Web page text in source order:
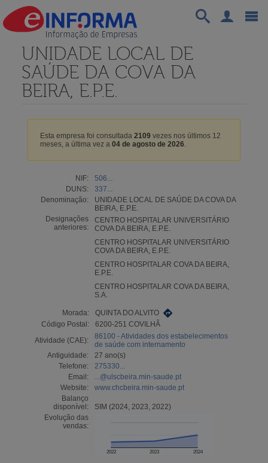
UNIDADE LOCAL DE
SAÚDE DA COVA DA
BEIRA, E.P.E.
Esta empresa foi consultada 2109 vezes nos últimos 12
meses, a última vez a 04 de agosto de 2026.
NIF:
506...
DUNS:
337...
Denominação:
UNIDADE LOCAL DE SAÚDE DA COVA DA
BEIRA, E.P.E.
Designações
anteriores:
CENTRO HOSPITALAR UNIVERSITÁRIO
COVA DA BEIRA, E.P.E.
CENTRO HOSPITALAR UNIVERSITÁRIO
COVA DA BEIRA, E.P.E.
CENTRO HOSPITALAR COVA DA BEIRA,
E.P.E.
CENTRO HOSPITALAR COVA DA BEIRA,
S.A.
Morada:
QUINTA DO ALVITO
Código Postal:
6200-251 COVILHÃ
Atividade (CAE):
86100 - Atividades dos estabelecimentos
de saúde com internamento
Antiguidade:
27 ano(s)
Telefone:
275330...
Email:
...@ulscbeira.min-saude.pt
Website:
www.chcbeira.min-saude.pt
Balanço
disponível:
SIM (2024, 2023, 2022)
Evolução das
vendas:
2022 2023 2024